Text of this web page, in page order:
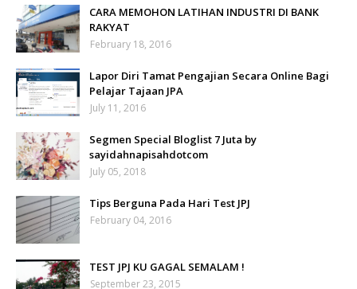
CARA MEMOHON LATIHAN INDUSTRI DI BANK
RAKYAT
February 18, 2016
Lapor Diri Tamat Pengajian Secara Online Bagi
Pelajar Tajaan JPA
July 11, 2016
Segmen Special Bloglist 7 Juta by
sayidahnapisahdotcom
July 05, 2018
Tips Berguna Pada Hari Test JPJ
February 04, 2016
TEST JPJ KU GAGAL SEMALAM !
September 23, 2015